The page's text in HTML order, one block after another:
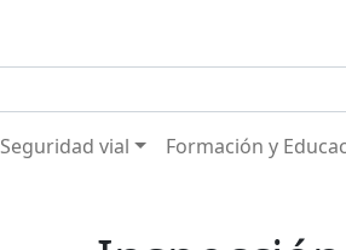
Seguridad vial Formación y